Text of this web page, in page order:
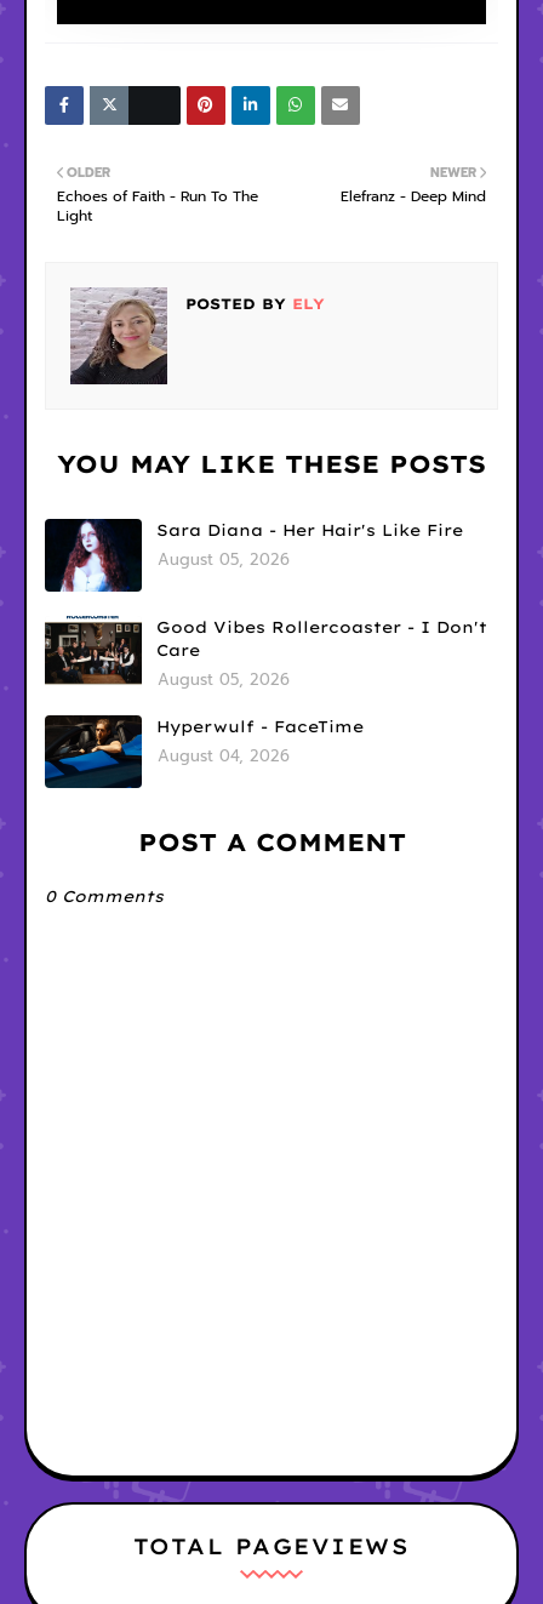
NEWER
Elefranz - Deep Mind
OLDER
Echoes of Faith - Run To The
Light
POSTED BY ELY
YOU MAY LIKE THESE POSTS
Sara Diana - Her Hair's Like Fire
August 05, 2026
Good Vibes Rollercoaster - I Don't
Care
August 05, 2026
Hyperwulf - FaceTime
August 04, 2026
POST A COMMENT
0 Comments
TOTAL PAGEVIEWS